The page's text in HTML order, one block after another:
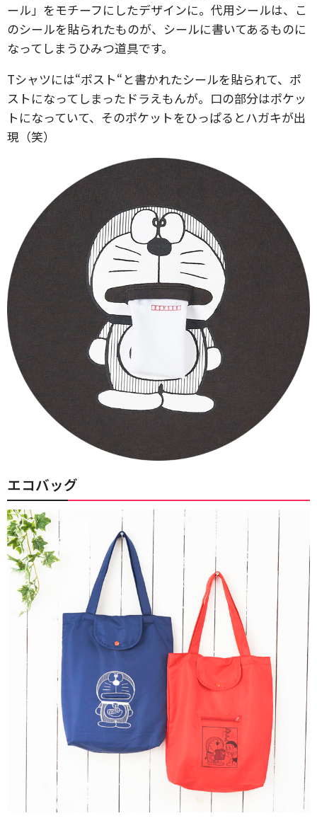
ール」をモチーフにしたデザインに。代用シールは、こ
のシールを貼られたものが、シールに書いてあるものに
なってしまうひみつ道具です。
Tシャツには“ポスト“と書かれたシールを貼られて、ポ
ストになってしまったドラえもんが。口の部分はポケッ
トになっていて、そのポケットをひっぱるとハガキが出
現（笑）
エコバッグ